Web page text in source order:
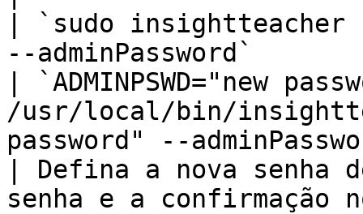
| `sudo insightteacher
--adminPassword`
| `ADMINPSWD="new
/usr/local/bin/
password" --
| Defina a nova senha
senha e a confirmação